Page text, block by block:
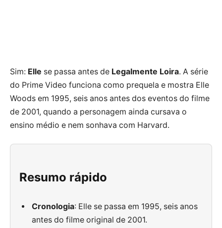
Sim: Elle se passa antes de Legalmente Loira. A série
do Prime Video funciona como prequela e mostra Elle
Woods em 1995, seis anos antes dos eventos do filme
de 2001, quando a personagem ainda cursava o
ensino médio e nem sonhava com Harvard.
Resumo rápido
Cronologia: Elle se passa em 1995, seis anos
antes do filme original de 2001.